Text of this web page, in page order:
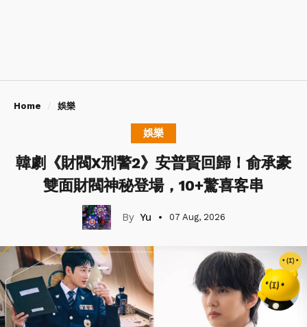
Home 娛樂
娛樂
韓劇《財閥X刑警2》安普賢回歸！俞承豪
雙面財閥神秘登場，10+驚喜客串
Yu 07 Aug, 2026